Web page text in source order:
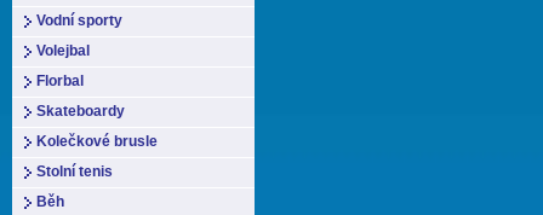
Vodní sporty
Volejbal
Florbal
Skateboardy
Kolečkové brusle
Stolní tenis
Běh